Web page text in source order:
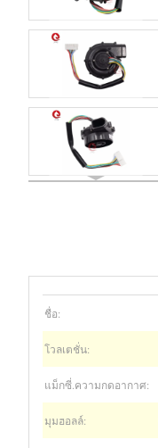
ชื่อ:
โวลเตชั่น:
แม็กซี่.ความกดอากาศ:
มุมฮอลล์: